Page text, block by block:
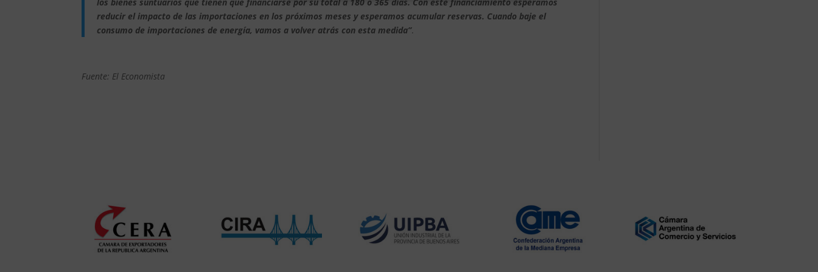
reducir el impacto de las importaciones en los próximos meses y esperamos acumular reservas. Cuando baje el
consumo de importaciones de energía, vamos a volver atrás con esta medida”.
Fuente: El Economista